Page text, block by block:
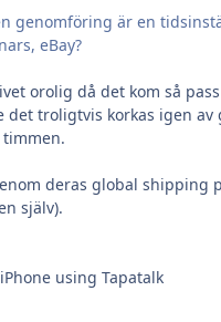
genomföring är en
eBay?
orolig då det kom så
det troligtvis korkas igen av
deras global
själv).
using Tapatalk